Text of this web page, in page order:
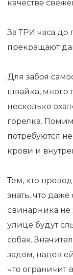
качестве
За ТРИ часа до
прекращают
Для забоя
швайка, много
несколько
горелка.
потребуются
крови и
Тем, кто
знать, что
свинарника не
улице будут
собак.
задом, надев
что ограничит